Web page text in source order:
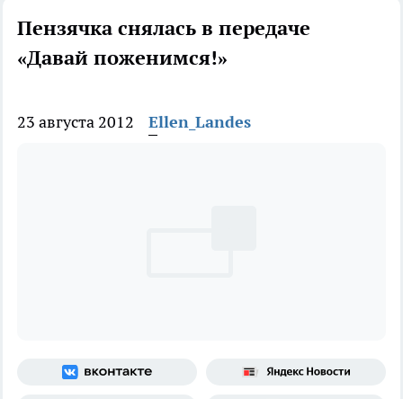
Пензячка снялась в передаче
«Давай поженимся!»
23 августа 2012 Ellen_Landes